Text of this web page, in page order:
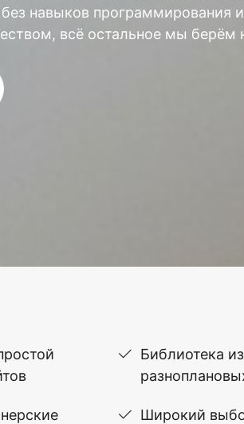
навыков программирования
всё остальное мы берём
Библиотека
Широкий